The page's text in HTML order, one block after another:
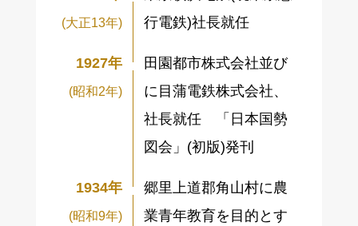
(大正13年)
行電鉄)社長就任
1927年
(昭和2年)
田園都市株式会社並び
に目蒲電鉄株式会社、
社長就任 「日本国勢
図会」(初版)発刊
1934年
(昭和9年)
郷里上道郡角山村に農
業青年教育を目的とす